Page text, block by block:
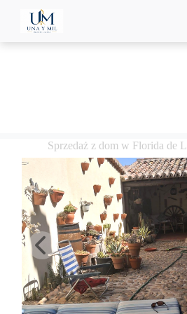
Sprzedaż z dom w Florida de